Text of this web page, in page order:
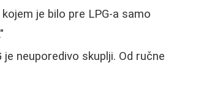
je bilo pre LPG-a samo
neuporedivo skuplji. Od ručne